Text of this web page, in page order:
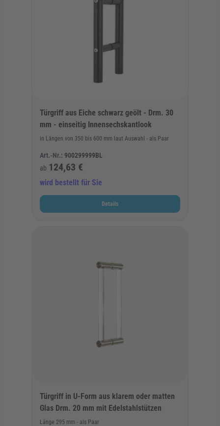
Türgriff aus Eiche schwarz geölt - Drm. 30
mm - einseitig Innensechskantlook
in Längen von 350 bis 600 mm laut Auswahl - als Paar
Art.-Nr.: 900299999BL
ab 124,63 €
wird bestellt für Sie
Details
Türgriff in U-Form aus klarem oder matten
Glas Drm. 20 mm mit Edelstahlstützen
Länge 295 mm - als Paar